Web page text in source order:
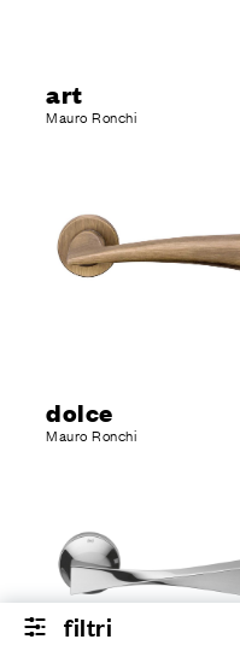
AREA RISERVATA
filtri
art
Mauro Ronchi
dolce
Mauro Ronchi